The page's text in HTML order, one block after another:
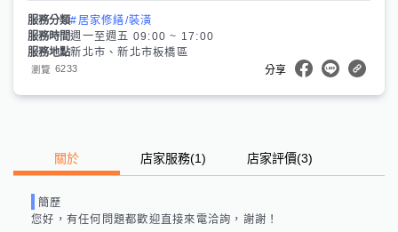
服務分類#居家修繕/裝潢
服務時間週一至週五 09:00 ~ 17:00
服務地點新北市、新北市板橋區
瀏覽 6233 分享
關於 店家服務(1) 店家評價(3)
簡歷
您好，有任何問題都歡迎直接來電洽詢，謝謝！